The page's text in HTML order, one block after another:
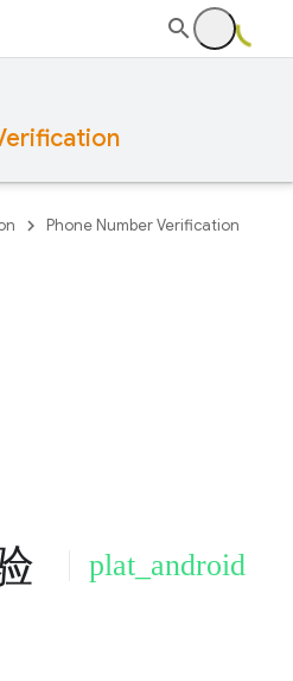
Phone Number Verification
plat_android